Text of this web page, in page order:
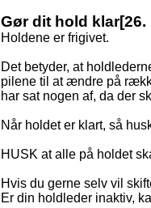
Gør dit hold klar[26.
Holdene er frigivet.
Det betyder, at
pilene til at ændre på
har sat nogen af, da der
Når holdet er klart, så
HUSK at alle på holdet
Hvis du gerne selv vil
Er din holdleder inaktiv,